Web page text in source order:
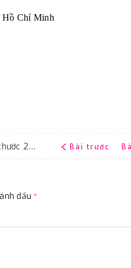
Hồ Chí Minh
Giấy nhám thô độ hạt P280 Fujistar Sankyo, kích thước 230mmx280mm Bài trước
dấu*